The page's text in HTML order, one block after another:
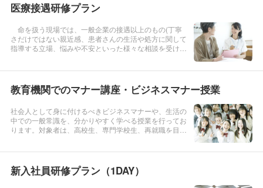
医療接遇研修プラン
命を扱う現場では、一般企業の接遇以上のもの(丁寧
さだけではない親近感、患者さんの生活や処方に関して
指導する立場、悩みや不安といった様々な相談を受ける
教育機関でのマナー講座・ビジネスマナー授業
社会人として身に付けるべきビジネスマナーや、生活の
中での一般常識を、分かりやすく学べる授業を行ってお
ります。対象者は、高校生、専門学校生、再就職を目指
新入社員研修プラン（1DAY）